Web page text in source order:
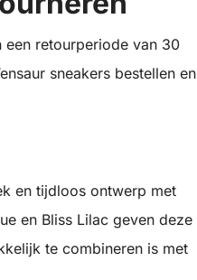
retourperiode van 30
sneakers bestellen en
en tijdloos ontwerp met
en Bliss Lilac geven deze
te combineren is met